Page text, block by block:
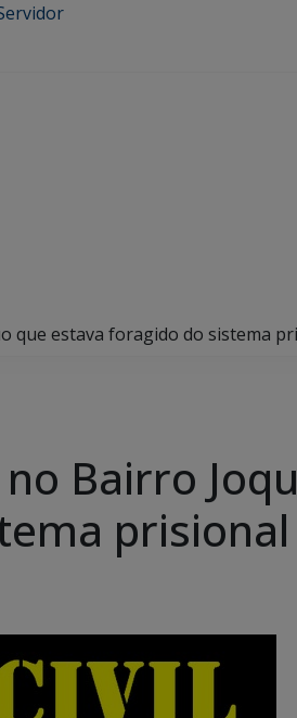
que estava foragido do sistema
Bairro
prisional